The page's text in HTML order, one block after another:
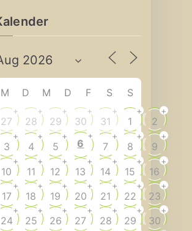
M D M D F S S
27
+
28
+
29
+
30
+
31
+
1
+
2
+
3
+
4
+
5
+
6
+
7
+
8
+
9
+
10
+
11
+
12
+
13
+
14
+
15
+
16
+
17
+
18
+
19
+
20
+
21
+
22
+
23
+
24
+
25
+
26
+
27
+
28
+
29
+
30
+